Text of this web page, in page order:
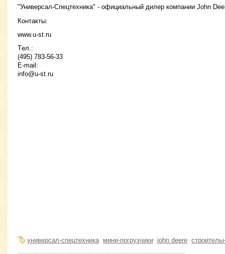
"Универсал-Спецтехника" - официальный дилер компании John
Контакты:
www.u-st.ru
Tел.:
(495) 783-56-33
E-mail:
info@u-st.ru
универсал-спецтехника мини-погрузчики john deere